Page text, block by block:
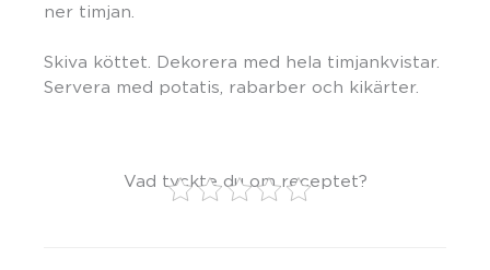
ner timjan.
Skiva köttet. Dekorera med hela timjankvistar.
Servera med potatis, rabarber och kikärter.
Vad tyckte du om receptet?